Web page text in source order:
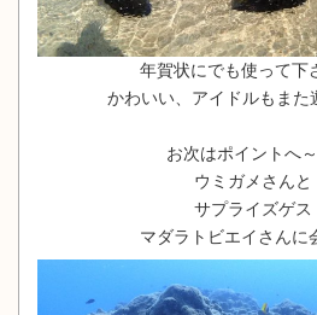
年賀状にでも使って下
かわいい、アイドルもまた
お次はポイントへ
ウミガメさんと
サプライズゲス
マダラトビエイさんに